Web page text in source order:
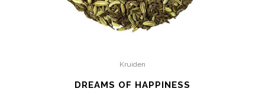
Kruiden
DREAMS OF HAPPINESS